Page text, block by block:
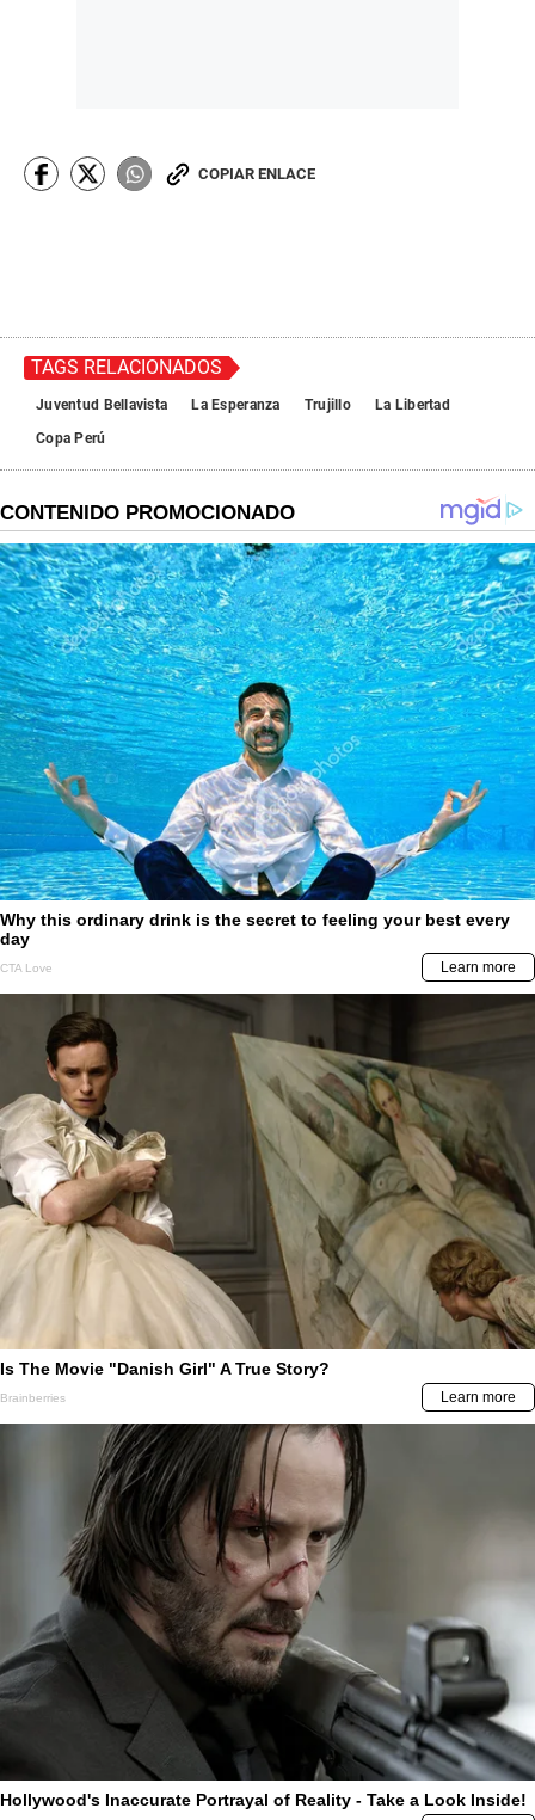
COPIAR ENLACE
TAGS RELACIONADOS
Juventud Bellavista La Esperanza Trujillo
La Libertad
Copa Perú